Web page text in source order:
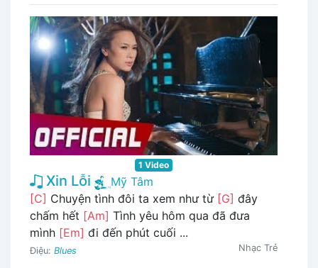
1 Video
Xin Lỗi
Mỹ Tâm
[C] Chuyện tình đôi ta xem như từ [G] đây
chấm hết [Am] Tình yêu hôm qua đã đưa
mình [Em] đi đến phút cuối ...
Điệu: Blues Nhạc Trẻ